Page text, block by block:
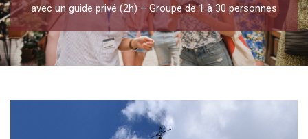
avec un guide privé (2h) – Groupe de 1 à 30 personnes